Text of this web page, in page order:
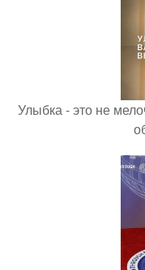
Улыбка - это не